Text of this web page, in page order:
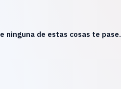
ninguna de estas cosas te pase.